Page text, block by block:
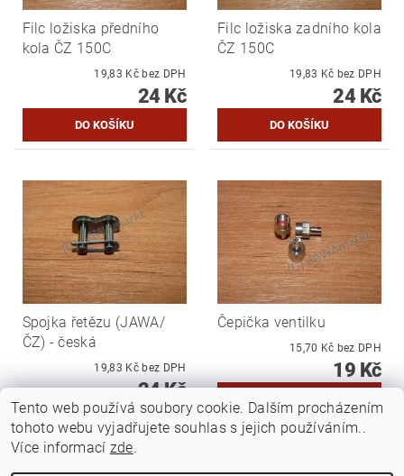
Filc ložiska předního
kola ČZ 150C
19,83 Kč bez DPH
24 Kč
Filc ložiska zadního kola
ČZ 150C
19,83 Kč bez DPH
24 Kč
Spojka řetězu (JAWA/
ČZ) - česká
19,83 Kč bez DPH
24 Kč
Čepička ventilku
15,70 Kč bez DPH
19 Kč
Tento web používá soubory cookie. Dalším procházením
tohoto webu vyjadřujete souhlas s jejich používáním..
Více informací zde.